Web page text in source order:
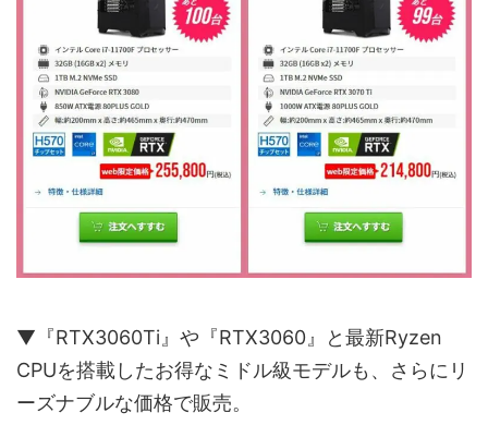
▼『RTX3060Ti』や『RTX3060』と最新Ryzen
CPUを搭載したお得なミドル級モデルも、さらにリ
ーズナブルな価格で販売。